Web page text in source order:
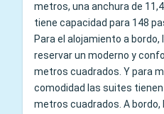
metros, una anchura de
tiene capacidad para 148
Para el alojamiento a
reservar un moderno y
metros cuadrados. Y para
comodidad las suites
metros cuadrados. A bordo,